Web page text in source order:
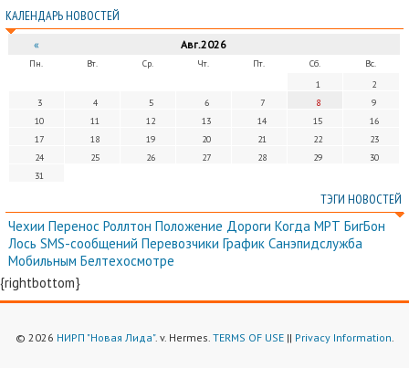
КАЛЕНДАРЬ НОВОСТЕЙ
« Авг.2026
Пн. Вт. Ср. Чт. Пт. Сб.
Вс.
1
2
3
4 5 6 7 8
9
10
11 12 13 14 15
16
17
18 19 20 21 22
23
24
25 26 27 28 29
30
31
ТЭГИ НОВОСТЕЙ
Чехии Перенос Роллтон Положение Дороги Когда МРТ БигБон
Лось SMS-сообщений Перевозчики График Санэпидслужба
Мобильным Белтехосмотре
{rightbottom}
© 2026 НИРП "Новая Лида". v. Hermes. TERMS OF USE|| Privacy Information.